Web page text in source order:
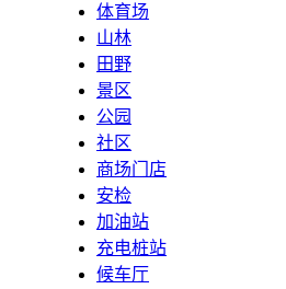
体育场
山林
田野
景区
公园
社区
商场门店
安检
加油站
充电桩站
候车厅